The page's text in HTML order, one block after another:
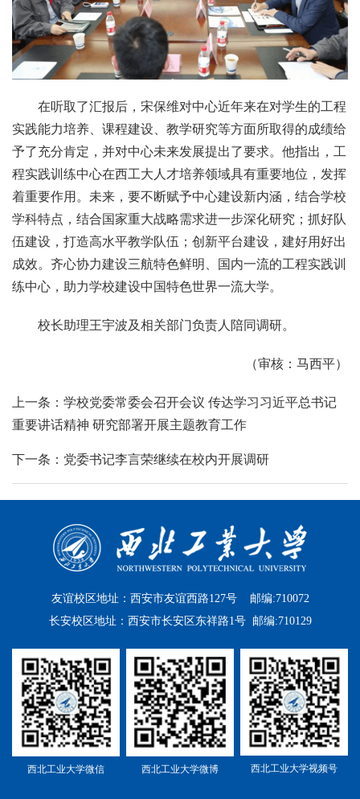
在听取了汇报后，宋保维对中心近年来在对学生的工程
实践能力培养、课程建设、教学研究等方面所取得的成绩给
予了充分肯定，并对中心未来发展提出了要求。他指出，工
程实践训练中心在西工大人才培养领域具有重要地位，发挥
着重要作用。未来，要不断赋予中心建设新内涵，结合学校
学科特点，结合国家重大战略需求进一步深化研究；抓好队
伍建设，打造高水平教学队伍；创新平台建设，建好用好出
成效。齐心协力建设三航特色鲜明、国内一流的工程实践训
练中心，助力学校建设中国特色世界一流大学。
校长助理王宇波及相关部门负责人陪同调研。
（审核：马西平）
上一条：学校党委常委会召开会议 传达学习习近平总书记
重要讲话精神 研究部署开展主题教育工作
下一条：党委书记李言荣继续在校内开展调研
友谊校区地址：西安市友谊西路127号 邮编:710072
长安校区地址：西安市长安区东祥路1号 邮编:710129
西北工业大学微信 西北工业大学微博 西北工业大学视频号